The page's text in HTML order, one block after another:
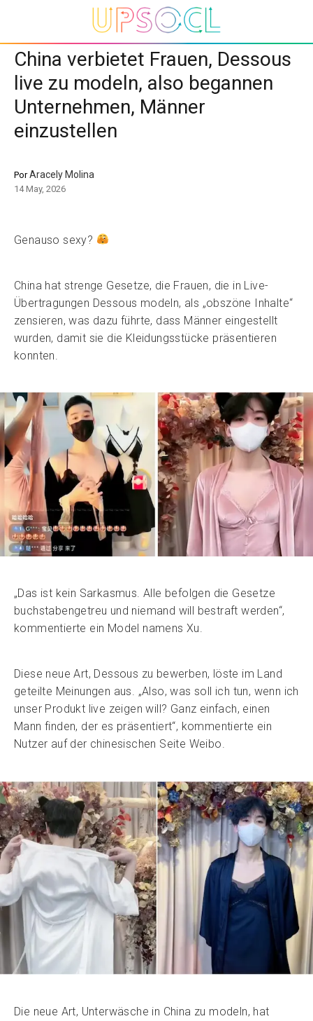
China verbietet Frauen, Dessous
live zu modeln, also begannen
Unternehmen, Männer
einzustellen
PorAracely Molina
14 May, 2026
Genauso sexy?
China hat strenge Gesetze, die Frauen, die in Live-
Übertragungen Dessous modeln, als „obszöne Inhalte“
zensieren, was dazu führte, dass Männer eingestellt
wurden, damit sie die Kleidungsstücke präsentieren
konnten.
„Das ist kein Sarkasmus. Alle befolgen die Gesetze
buchstabengetreu und niemand will bestraft werden“,
kommentierte ein Model namens Xu.
Diese neue Art, Dessous zu bewerben, löste im Land
geteilte Meinungen aus. „Also, was soll ich tun, wenn ich
unser Produkt live zeigen will? Ganz einfach, einen
Mann finden, der es präsentiert“, kommentierte ein
Nutzer auf der chinesischen Seite Weibo.
Die neue Art, Unterwäsche in China zu modeln, hat